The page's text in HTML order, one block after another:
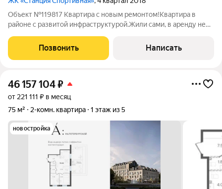
Объект №119817 Квартира с новым ремонтом!Квартира в
районе с развитой инфраструктурой.Жили сами, в аренду не
ключей. Один взрослый собственник без обременения, вся
сумма в договоре. В шаговой
Позвонить Написать
46 157 104₽
от 221 111 ₽ в месяц
75 м²
2-комн. квартира 1 этаж из 5
новостройка